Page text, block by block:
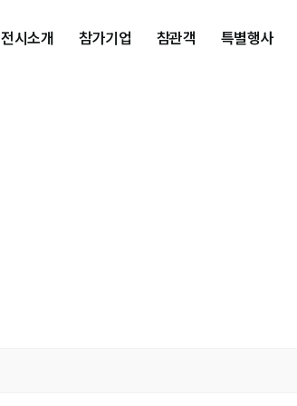
전시소개 참가기업 참관객 특별행사